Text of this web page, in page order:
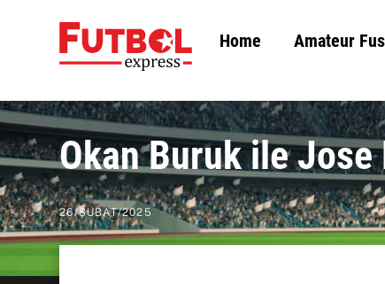
content
Home Amateur
Okan Buruk ile Jose
26/ŞUBAT/2025